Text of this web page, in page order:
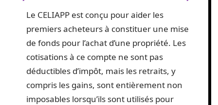
Le CELIAPP est conçu pour aider les
premiers acheteurs à constituer une mise
de fonds pour l’achat d’une propriété. Les
cotisations à ce compte ne sont pas
déductibles d’impôt, mais les retraits, y
compris les gains, sont entièrement non
imposables lorsqu’ils sont utilisés pour